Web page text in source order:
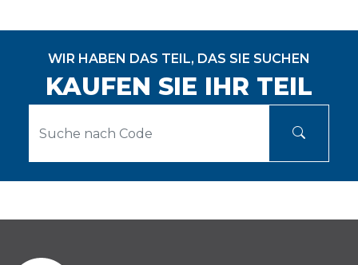
WIR HABEN DAS TEIL, DAS SIE SUCHEN
KAUFEN SIE IHR TEIL